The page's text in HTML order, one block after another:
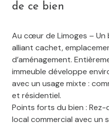
de ce bien
Au cœur de Limoges –
alliant cachet,
d’aménagement.
immeuble développe
avec un usage mixte :
et résidentiel.
Points forts du bien : Rez-
local commercial avec un